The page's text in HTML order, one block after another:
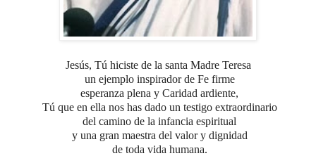
Jesús, Tú hiciste de la santa Madre Teresa
un ejemplo inspirador de Fe firme
esperanza plena y Caridad ardiente,
Tú que en ella nos has dado un testigo extraordinario
del camino de la infancia espiritual
y una gran maestra del valor y dignidad
de toda vida humana.